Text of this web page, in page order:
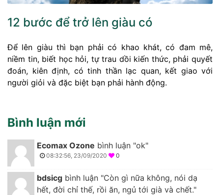
12 bước để trở lên giàu có
Để lên giàu thì bạn phải có khao khát, có đam mê,
niềm tin, biết học hỏi, tự trau dồi kiến thức, phải quyết
đoán, kiên định, có tinh thần lạc quan, kết giao với
người giỏi và đặc biệt bạn phải hành động.
Bình luận mới
Ecomax Ozone bình luận "ok"
08:32:56, 23/09/2020 0
bdsicg bình luận "Còn gì nữa không, nói dạ
hết, đời chỉ thế, rồi ăn, ngủ tới già và chết."